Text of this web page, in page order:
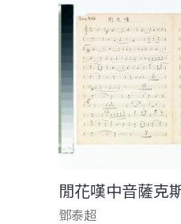
閒花嘆中音薩克
鄧泰超